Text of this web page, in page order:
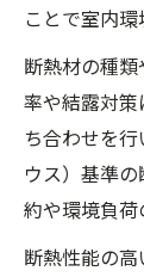
ことで室内環
断熱材の種
率や結露対
ち合わせを
ウス）基準
約や環境負荷
断熱性能の